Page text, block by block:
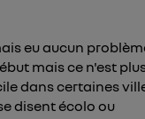
eu aucun
mais ce n'est
dans certaines
disent écolo ou